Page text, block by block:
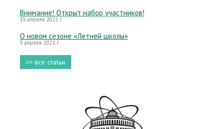
Внимание! Открыт набор участников!
15 апреля 2021 г.
О новом сезоне «Летней школы»
5 апреля 2021 г.
>> все статьи